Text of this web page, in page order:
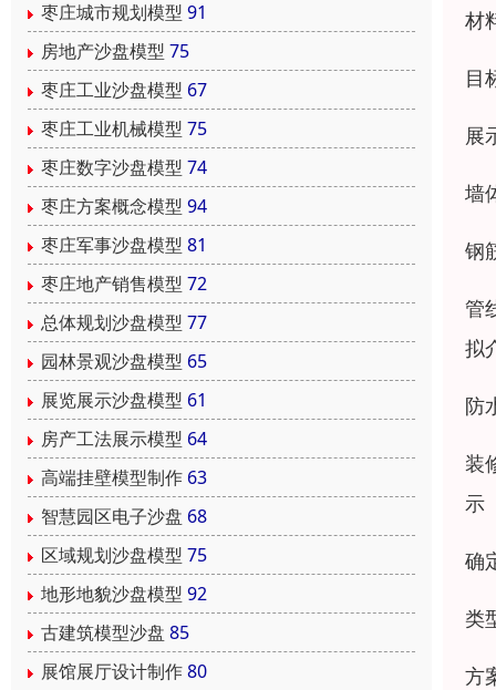
枣庄城市规划模型 91
房地产沙盘模型 75
枣庄工业沙盘模型 67
枣庄工业机械模型 75
枣庄数字沙盘模型 74
枣庄方案概念模型 94
枣庄军事沙盘模型 81
枣庄地产销售模型 72
总体规划沙盘模型 77
园林景观沙盘模型 65
展览展示沙盘模型 61
房产工法展示模型 64
高端挂壁模型制作 63
智慧园区电子沙盘 68
区域规划沙盘模型 75
地形地貌沙盘模型 92
古建筑模型沙盘 85
展馆展厅设计制作80
材
目
展
墙
钢
管
拟
防
装
示
确
类
方